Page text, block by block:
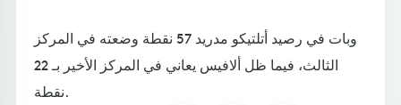
وبات في رصيد أتلتيكو مدريد 57 نقطة وضعته في المركز
الثالث، فيما ظل ألافيس يعاني في المركز الأخير بـ 22
نقطة.